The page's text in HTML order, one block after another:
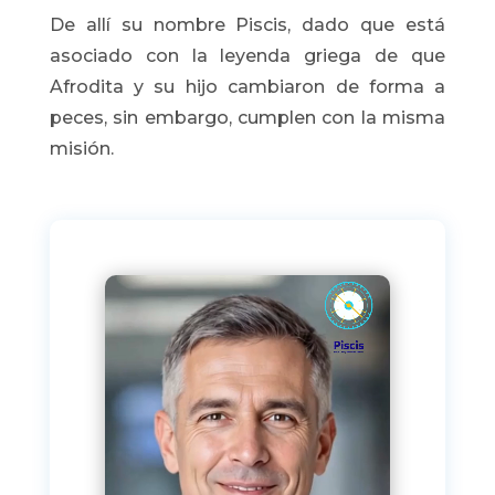
De allí su nombre
Piscis, dado que está
asociado con la leyenda griega de que
Afroditay su hijo cambiaron de forma a
peces, sin embargo, cumplen con la misma
misión.